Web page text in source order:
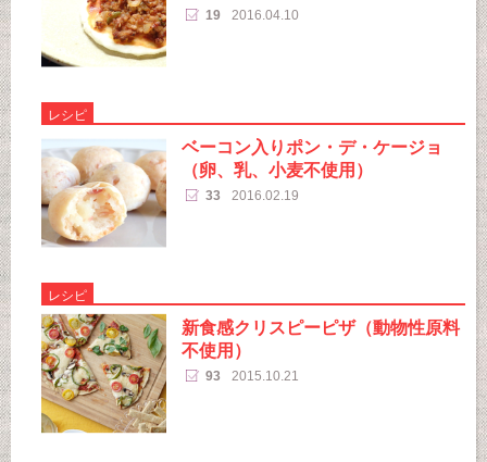
19 2016.04.10
レシピ
ベーコン入りポン・デ・ケージョ
（卵、乳、小麦不使用）
33 2016.02.19
レシピ
新食感クリスピーピザ（動物性原料
不使用）
93 2015.10.21